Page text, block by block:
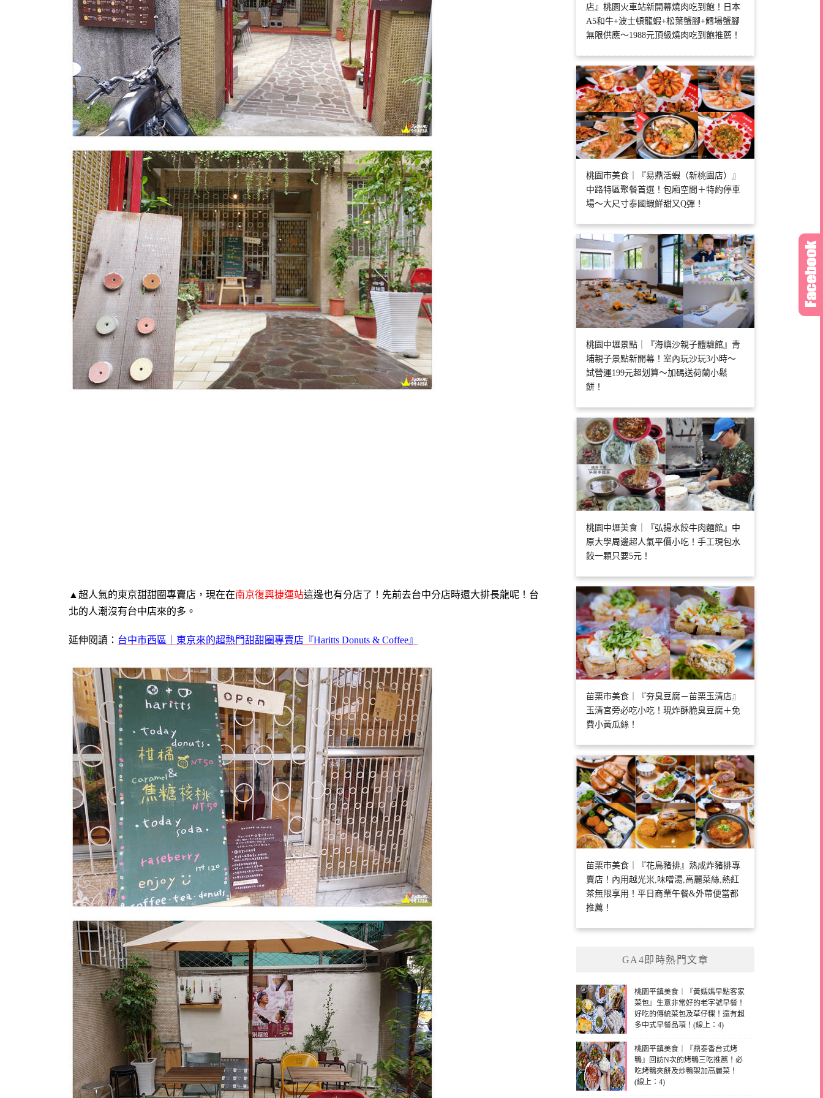
▲超人氣的東京甜甜圈專賣店，現在在南京復興捷運站這邊也有分店了！ 先前去台中分店時還大排長龍呢！台
北的人潮沒有台中店來的多。
延伸閱讀： 台中市西區｜東京來的超熱門甜甜圈專賣店『Haritts Donuts & Coffee』
店』桃園火車站新開幕燒肉吃到飽！日本
A5和牛+波士頓龍蝦+松葉蟹腳+鱈場蟹腳
無限供應～1988元頂級燒肉吃到飽推薦！
桃園市美食｜『易鼎活蝦（新桃園店）』
中路特區聚餐首選！包廂空間＋特約停車
場～大尺寸泰國蝦鮮甜又Q彈！
桃園中壢景點｜『海嶼沙親子體驗館』青
埔親子景點新開幕！室內玩沙玩3小時～
試營運199元超划算～加碼送荷蘭小鬆
餅！
桃園中壢美食｜『弘揚水餃牛肉麵館』中
原大學周邊超人氣平價小吃！手工現包水
餃一顆只要5元！
苗栗市美食｜『夯臭豆腐－苗栗玉清店』
玉清宮旁必吃小吃！現炸酥脆臭豆腐＋免
費小黃瓜絲！
苗栗市美食｜『花鳥豬排』熟成炸豬排專
賣店！內用越光米,味噌湯,高麗菜絲,熱紅
茶無限享用！平日商業午餐&外帶便當都
推薦！
GA4即時熱門文章
桃園平鎮美食｜『黃媽媽早點客家
菜包』生意非常好的老字號早餐！
好吃的傳統菜包及草仔粿！還有超
多中式早餐品項！(線上：4)
桃園平鎮美食｜『鼎泰香台式烤
鴨』回訪N次的烤鴨三吃推薦！必
吃烤鴨夾餅及炒鴨架加高麗菜！
(線上：4)